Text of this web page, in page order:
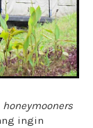
honeymooners
ingin